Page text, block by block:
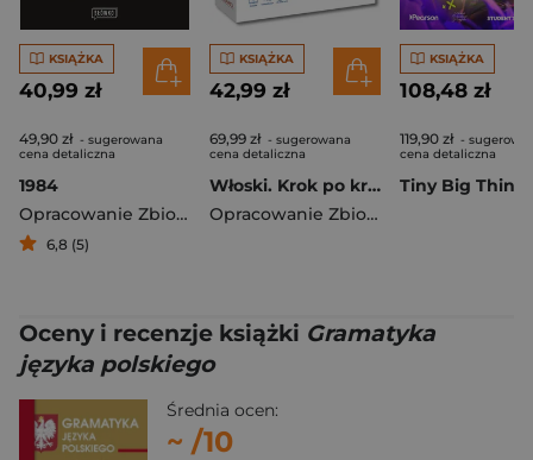
KSIĄŻKA
40,99 zł
49,90 zł - sugerowana
cena detaliczna
1984
Opracowanie Zbiorowe
6,8 (5)
KSIĄŻKA
42,99 zł
69,99 zł - sugerowana
cena detaliczna
Włoski. Krok po kroku
Opracowanie Zbiorowe
KSIĄŻKA
108,48 zł
119,90 zł -
cena detaliczna
Oceny i recenzje książki Gramatyka
języka polskiego
Średnia ocen:
~ /10